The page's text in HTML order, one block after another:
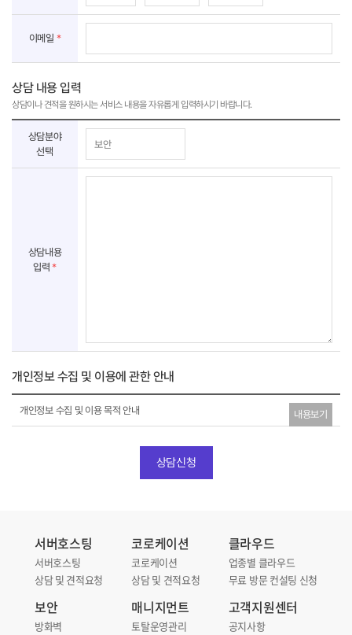
이메일 *
상담 내용 입력
상담이나 견적을 원하시는 서비스 내용을 자유롭게 입력하시기 바랍니다.
력
상담분야
선택
상담내용
입력*
개인정보 수집 및 이용에 관한 안내
개인정보 수집 및 이용 목적 안내 내용보기
상담신청
서버호스팅
서버호스팅
상담 및 견적요청
코로케이션
코로케이션
상담 및 견적요청
클라우드
업종별 클라우드
무료 방문 컨설팅 신청
보안
방화벽
매니지먼트
토탈운영관리
고객지원센터
공지사항